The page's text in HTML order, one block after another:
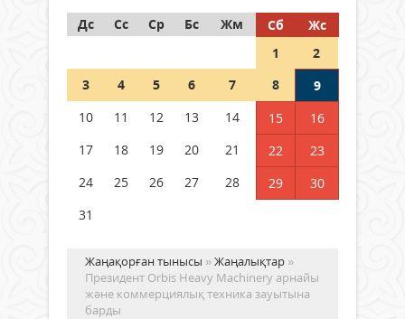
05 тамыз 2026 ж. 158
Шетелде жүрген Қазақстан
азаматтары қалай дауыс бере
Дс
Сс Ср Бс Жм Сб
Жс
1
2
3
4 5 6 7 8
9
10
11 12 13 14 15
16
17
18 19 20 21 22
23
24
25 26 27 28 29
30
31
Жаңақорған тынысы »Жаңалықтар »
Президент Orbis Heavy Machinery арнайы
және коммерциялық техника зауытына
барды